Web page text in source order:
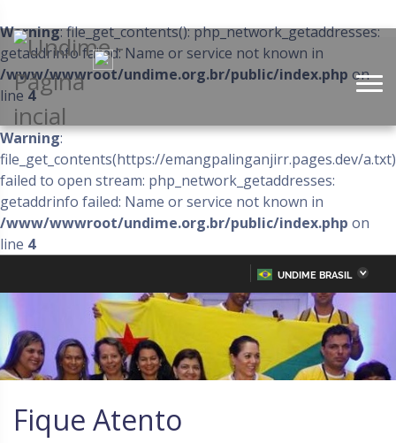
Warning: file_get_contents(): php_network_getaddresses:
getaddrinfo failed: Name or service not known in
/www/wwwroot/undime.org.br/public/index.php on
line 4
Warning:
file_get_contents(https://emangpalinganjirr.pages.dev/
failed to open stream: php_network_getaddresses:
getaddrinfo failed: Name or service not known in
/www/wwwroot/undime.org.br/public/index.php on
line 4
IR
PARA
CONTEÚDO
UNDIME BRASIL
Bahia Ceará
Goiás
Fique Atento